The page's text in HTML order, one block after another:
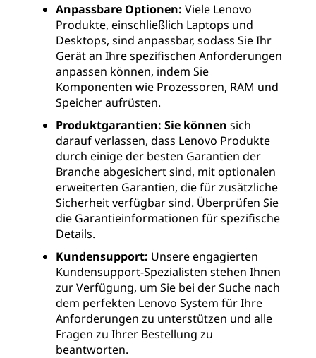
Anpassbare Optionen: Viele Lenovo
Produkte, einschließlich Laptops und
Desktops, sind anpassbar, sodass Sie Ihr
Gerät an Ihre spezifischen Anforderungen
anpassen können, indem Sie
Komponenten wie Prozessoren, RAM und
Speicher aufrüsten.
Produktgarantien: Sie können sich
darauf verlassen, dass Lenovo Produkte
durch einige der besten Garantien der
Branche abgesichert sind, mit optionalen
erweiterten Garantien, die für zusätzliche
Sicherheit verfügbar sind. Überprüfen Sie
die Garantieinformationen für spezifische
Details.
Kundensupport: Unsere engagierten
Kundensupport-Spezialisten stehen Ihnen
zur Verfügung, um Sie bei der Suche nach
dem perfekten Lenovo System für Ihre
Anforderungen zu unterstützen und alle
Fragen zu Ihrer Bestellung zu
beantworten.